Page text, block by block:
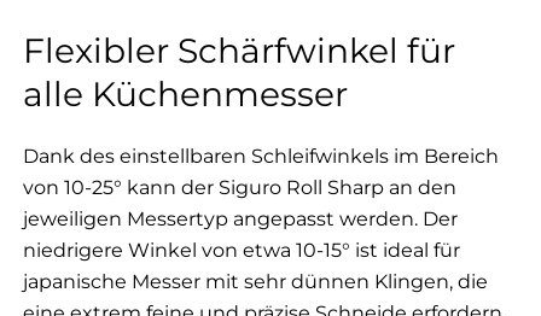
Flexibler Schärfwinkel für
alle Küchenmesser
Dank des einstellbaren Schleifwinkels im Bereich
von 10-25° kann der Siguro Roll Sharp an den
jeweiligen Messertyp angepasst werden. Der
niedrigere Winkel von etwa 10-15° ist ideal für
japanische Messer mit sehr dünnen Klingen, die